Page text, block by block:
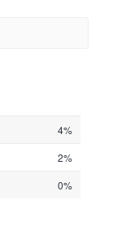
4%
2%
0%